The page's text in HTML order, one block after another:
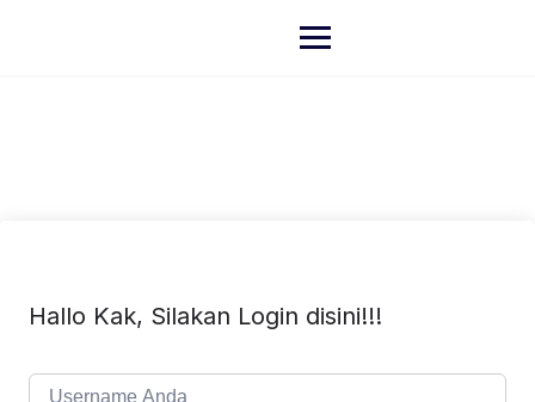
Hallo Kak, Silakan Login disini!!!